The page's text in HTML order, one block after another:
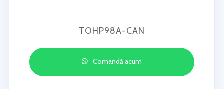
TOHP98A-CAN
Comandă acum